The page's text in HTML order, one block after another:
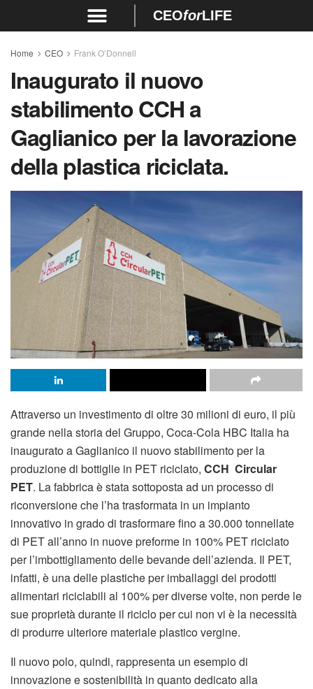
CEOforLIFE
Home CEO Frank O’Donnell
Inaugurato il nuovo
stabilimento CCH a
Gaglianico per la lavorazione
della plastica riciclata.
Attraverso un investimento di oltre 30 milioni di euro, il più
grande nella storia del Gruppo, Coca-Cola HBC Italia ha
inaugurato a Gaglianico il nuovo stabilimento per la
produzione di bottiglie in PET riciclato, CCH Circular
PET. La fabbrica è stata sottoposta ad un processo di
riconversione che l’ha trasformata in un impianto
innovativo in grado di trasformare fino a 30.000 tonnellate
di PET all’anno in nuove preforme in 100% PET riciclato
per l’imbottigliamento delle bevande dell’azienda. Il PET,
infatti, è una delle plastiche per imballaggi dei prodotti
alimentari riciclabili al 100% per diverse volte, non perde le
sue proprietà durante il riciclo per cui non vi è la necessità
di produrre ulteriore materiale plastico vergine.
Il nuovo polo, quindi, rappresenta un esempio di
innovazione e sostenibilità in quanto dedicato alla